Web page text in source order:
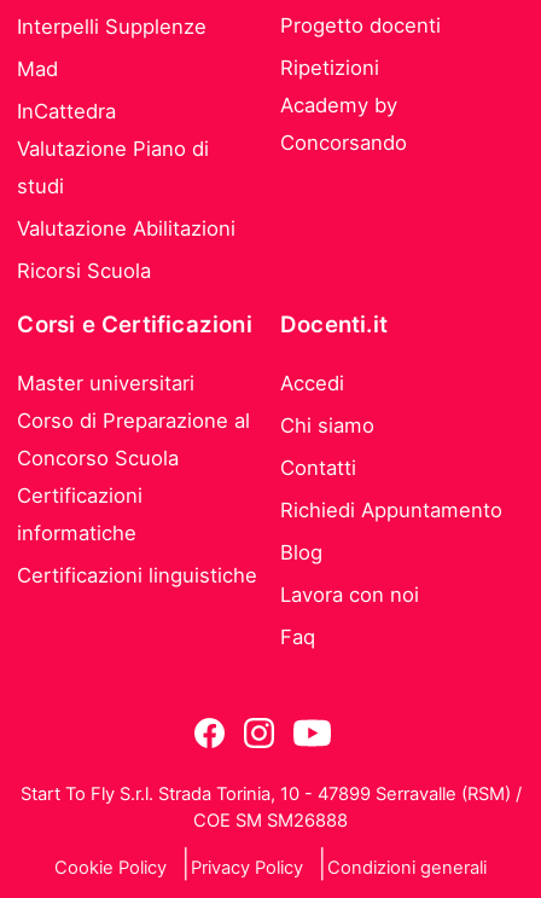
Interpelli Supplenze
Mad
InCattedra
Valutazione Piano di
studi
Valutazione Abilitazioni
Ricorsi Scuola
Progetto docenti
Ripetizioni
Academy by
Concorsando
Corsi e Certificazioni
Master universitari
Corso di Preparazione al
Concorso Scuola
Certificazioni
informatiche
Certificazioni linguistiche
Docenti.it
Accedi
Chi siamo
Contatti
Richiedi Appuntamento
Blog
Lavora con noi
Faq
Start To Fly S.r.l. Strada Torinia, 10 - 47899 Serravalle (RSM) /
COE SM SM26888
Cookie Policy Privacy Policy Condizioni generali